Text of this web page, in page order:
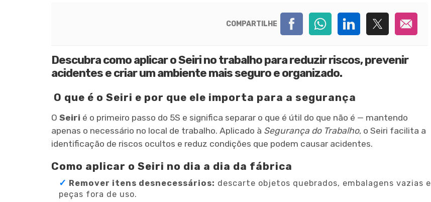
COMPARTILHE
Descubra como aplicar o Seiri no trabalho para reduzir riscos, prevenir
acidentes e criar um ambiente mais seguro e organizado.
O que é o Seiri e por que ele importa para a segurança
O Seiri é o primeiro passo do 5S e significa separar o que é útil do que não é — mantendo
apenas o necessário no local de trabalho. Aplicado à Segurança do Trabalho, o Seiri facilita a
identificação de riscos ocultos e reduz condições que podem causar acidentes.
Como aplicar o Seiri no dia a dia da fábrica
Remover itens desnecessários: descarte objetos quebrados, embalagens vazias e
peças fora de uso.